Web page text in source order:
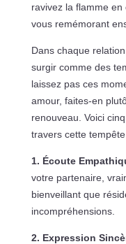
ravivez la flamme
vous remémorant
Dans chaque
surgir comme des
laissez pas ces
amour, faites-en
renouveau. Voici
travers cette
1. Écoute
votre partenaire,
bienveillant que
incompréhensions.
2. Expression